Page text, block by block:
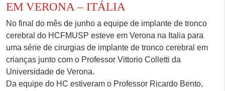
EM VERONA – ITÁLIA
No final do mês de junho a equipe de implante de tronco
cerebral do HCFMUSP esteve em Verona na Italia para
uma série de cirurgias de implante de tronco cerebral em
crianças junto com o Professor Vittorio Colletti da
Universidade de Verona.
Da equipe do HC estiveram o Professor Ricardo Bento,